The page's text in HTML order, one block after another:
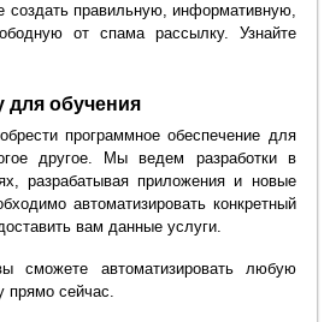
создать правильную, информативную,
от спама рассылку. Узнайте
для обучения
программное обеспечение для
другое. Мы ведем разработки в
разрабатывая приложения и новые
автоматизировать конкретный
вам данные услуги.
сможете автоматизировать любую
прямо сейчас.